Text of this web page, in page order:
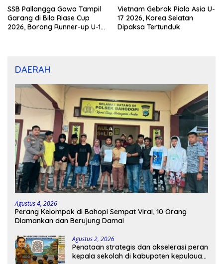
SSB Pallangga Gowa Tampil
Garang di Bila Riase Cup
2026, Borong Runner-up U-10
Vietnam Gebrak Piala Asia U-
17 2026, Korea Selatan
Dipaksa Tertunduk
DAERAH
Agustus 4, 2026
Perang Kelompok di Bahopi Sempat Viral, 10 Orang
Diamankan dan Berujung Damai
Agustus 2, 2026
Penataan strategis dan akselerasi peran
kepala sekolah di kabupaten kepulauan